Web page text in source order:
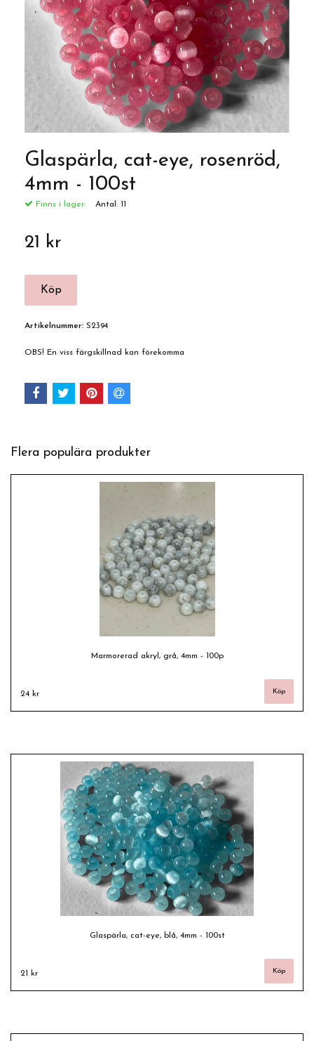
Glaspärla, cat-eye, rosenröd,
4mm - 100st
Finns i lager: Antal: 11
21 kr
Artikelnummer: S2394
OBS! En viss färgskillnad kan förekomma
Flera populära produkter
Marmorerad akryl, grå, 4mm - 100p
24 kr
Glaspärla, cat-eye, blå, 4mm - 100st
21 kr